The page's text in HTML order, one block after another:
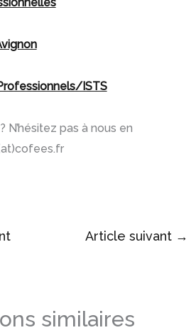
ISTS
N’hésitez pas à nous en
Article suivant →
similaires